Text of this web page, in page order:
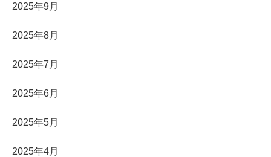
2025年9月
2025年8月
2025年7月
2025年6月
2025年5月
2025年4月